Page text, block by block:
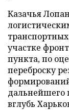
Казачья
участке
пункта, по
переброску
дальнейшего
вглубь